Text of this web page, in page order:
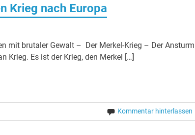
Krieg nach Europa
mit brutaler Gewalt – Der Merkel-Krieg – Der Ansturm
Krieg. Es ist der Krieg, den Merkel […]
Kommentar hinterlassen